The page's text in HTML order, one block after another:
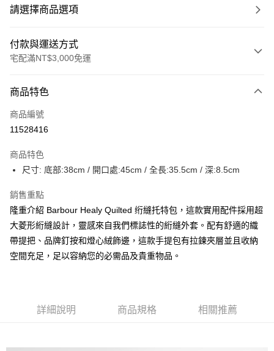
請選擇商品選項
付款與運送方式
宅配滿NT$3,000免運
信用卡一次付款
信用卡分期付款
合作金庫商業銀行
華南商業銀行
彰化商業銀行
國泰世華商業銀行
臺灣中小企業銀行
台中商業銀行
匯豐（台灣）商業銀行
華泰商業銀行
聯邦商業銀行
遠東國際商業銀行
元大商業銀行
永豐商業銀行
星展（台灣）商業銀行
LINE Pay
街口支付
悠遊付
Google Pay
相關說明
商品特色
商品編號
11528416
商品特色
尺寸: 底部:38cm / 開口處:45cm / 全長:35.5cm / 深:8.5cm
銷售重點
隆重介紹 Barbour Healy Quilted 绗縫托特包，這款實用配件採用超
大菱形絎縫設計，靈感來自我們標誌性的絎縫外套。配有舒適的織
帶提把、品牌釘按和燈心絨飾邊，這款手提包有拉鍊夾層並且收納
空間充足，足以容納您的必需品及貴重物品。
詳細說明 商品規格 相關推薦